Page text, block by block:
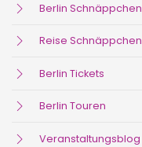
Berlin Schnäppchen
Reise Schnäppchen
Berlin Tickets
Berlin Touren
Veranstaltungsblog